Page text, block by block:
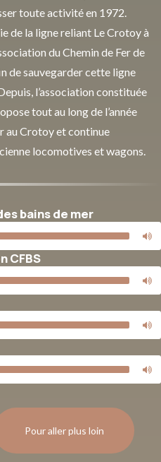
toute activité en 1972.
de la ligne reliant Le Crotoy à
du Chemin de Fer de
de sauvegarder cette ligne
l’association constituée
tout au long de l’année
au Crotoy et continue
locomotives et wagons.
bains de mer
CFBS
Pour aller plus loin